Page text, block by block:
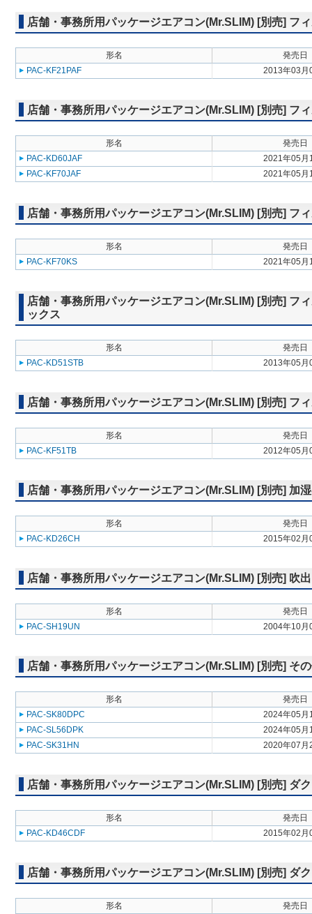
店舗・事務所用パッケージエアコン(Mr.SLIM) [別売] フ
形名
発売日
PAC-KF21PAF
2013年03月
店舗・事務所用パッケージエアコン(Mr.SLIM) [別売] フ
形名
発売日
PAC-KD60JAF
2021年05月
PAC-KF70JAF
2021年05月
店舗・事務所用パッケージエアコン(Mr.SLIM) [別売] フ
形名
発売日
PAC-KF70KS
2021年05月
店舗・事務所用パッケージエアコン(Mr.SLIM) [別売] フ
ックス
形名
発売日
PAC-KD51STB
2013年05月
店舗・事務所用パッケージエアコン(Mr.SLIM) [別売] フ
形名
発売日
PAC-KF51TB
2012年05月
店舗・事務所用パッケージエアコン(Mr.SLIM) [別売] 加
形名
発売日
PAC-KD26CH
2015年02月
店舗・事務所用パッケージエアコン(Mr.SLIM) [別売] 吹
形名
発売日
PAC-SH19UN
2004年10月
店舗・事務所用パッケージエアコン(Mr.SLIM) [別売] そ
形名
発売日
PAC-SK80DPC
2024年05月
PAC-SL56DPK
2024年05月
PAC-SK31HN
2020年07月
店舗・事務所用パッケージエアコン(Mr.SLIM) [別売] ダ
形名
発売日
PAC-KD46CDF
2015年02月
店舗・事務所用パッケージエアコン(Mr.SLIM) [別売] ダ
形名 発売日